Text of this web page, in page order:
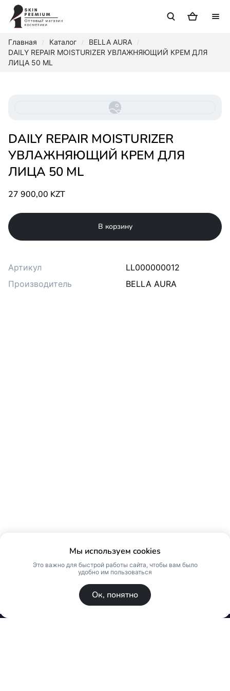
Главная / Каталог / BELLA AURA /
DAILY REPAIR MOISTURIZER УВЛАЖНЯЮЩИЙ КРЕМ ДЛЯ
ЛИЦА 50 ML
DAILY REPAIR MOISTURIZER
УВЛАЖНЯЮЩИЙ КРЕМ ДЛЯ
ЛИЦА 50 ML
27 900,00 KZT
В корзину
Артикул
LL000000012
Производитель
BELLA AURA
Мы используем cookies
Это важно для быстрой работы сайта, чтобы вам было
удобно им пользоваться
Ок, понятно